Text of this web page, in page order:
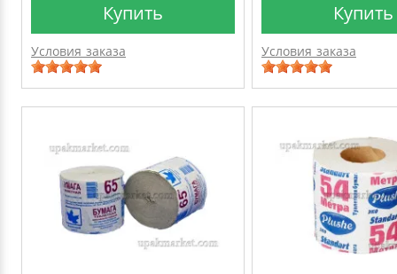
Купить
Условия заказа
Купить
Условия заказа